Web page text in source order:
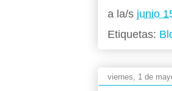
a la/s junio
Etiquetas:
viernes, 1 de